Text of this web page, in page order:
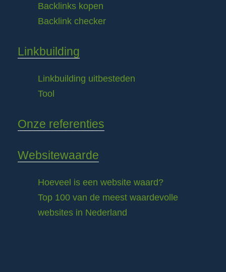
Backlinks kopen
Backlink checker
Linkbuilding
Linkbuilding uitbesteden
Tool
Onze referenties
Websitewaarde
Hoeveel is een website waard?
Top 100 van de meest waardevolle
websites in Nederland